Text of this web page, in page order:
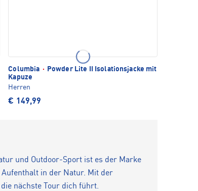
Columbia ·
Powder Lite II Isolationsjacke mit
Kapuze
Herren
€ 149,99
und Outdoor-Sport ist es der Marke
in der Natur. Mit der
nächste Tour dich führt.